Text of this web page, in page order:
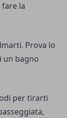
la
Prova lo
un bagno
per tirarti